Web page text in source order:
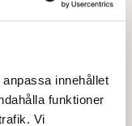
innehållet
funktioner
Vi
för utvecklingen
program fram för
detta har
Koppardalen.